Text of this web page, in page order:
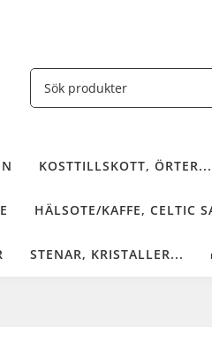
KOSTTILLSKOTT, ÖRTER...
HÄLSOTE/KAFFE, CELTIC
STENAR, KRISTALLER...